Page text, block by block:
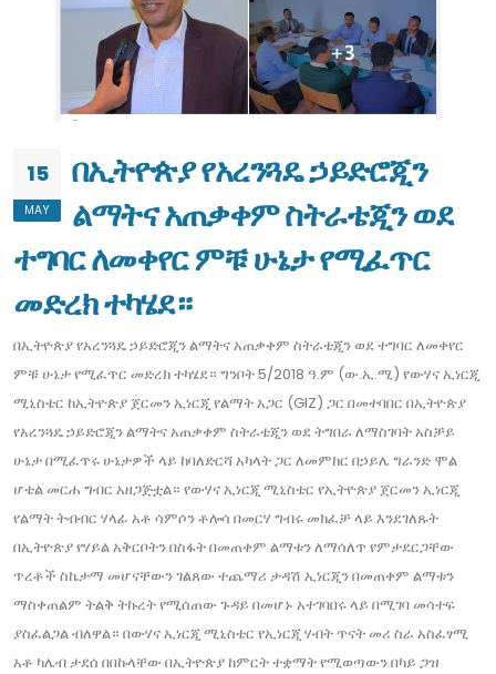
15
MAY
በኢትዮጵያ የአረንጓዴ ኃይድሮጂን
ልማትና አጠቃቀም ስትራቴጂን ወደ
ተግባር ለመቀየር ምቹ ሁኔታ የሚፈጥር
መድረክ ተካሄደ።
በኢትዮጵያ የአረንጓዴ ኃይድሮጂን ልማትና አጠቃቀም ስትራቴጂን ወደ ተግባር ለመቀየር
ምቹ ሁኔታ የሚፈጥር መድረክ ተካሄደ። ግንቦት 5/2018 ዓ.ም (ው.ኢ.ሚ) የውሃና ኢነርጂ
ሚኒስቴር ከኢትዮጵያ ጀርመን ኢነርጂ የልማት አጋር (GIZ) ጋር በመተባበር በኢትዮጵያ
የአረንጓዴ ኃይድሮጂን ልማትና አጠቃቀም ስትራቴጂን ወደ ትግበራ ለማስገባት አስቻይ
ሁኔታ በሚፈጥሩ ሁኔታዎች ላይ ከባለድርሻ አካላት ጋር ለመምከር በኃይሌ ግራንድ ሞል
ሆቴል መርሐ ግብር አዘጋጅቷል። የውሃና ኢነርጂ ሚኒስቴር የኢትዮጵያ ጀርመን ኢነርጂ
የልማት ትብብር ሃላፊ አቶ ሳምሶን ቶሎሳ በመርሃ ግብሩ መክፈቻ ላይ እንደገለጹት
በኢትዮጵያ የሃይል አቅርቦትን በስፋት በመጠቀም ልማቱን ለማሳለጥ የምታደርጋቸው
ጥረቶች ስኬታማ መሆናቸውን ገልጸው ተጨማሪ ታዳሽ ኢነርጂን በመጠቀም ልማቱን
ማስቀጠልም ትልቅ ትኩረት የሚሰጠው ጉዳይ በመሆኑ አተገባበሩ ላይ በሚገባ መሳተፍ
ያስፈልጋል ብለዋል። በውሃና ኢነርጂ ሚኒስቴር የኢነርጂ ሃብት ጥናት መሪ ስራ አስፈፃሚ
አቶ ካሌብ ታደሰ በበኩላቸው በኢትዮጵያ ከምርት ተቋማት የሚወጣውን በካይ ጋዝ